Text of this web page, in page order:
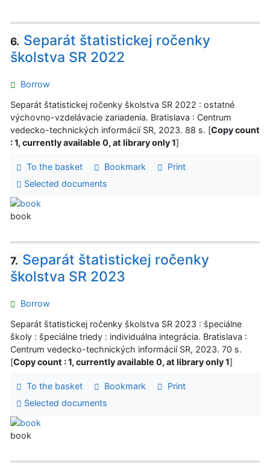
6. Separát štatistickej ročenky
školstva SR 2022
Borrow
Separát štatistickej ročenky školstva SR 2022 : ostatné
výchovno-vzdelávacie zariadenia. Bratislava : Centrum
vedecko-technických informácií SR, 2023. 88 s. [Copy count
: 1, currently available 0, at library only 1]
To the basket Bookmark
Print
Selected documents
book
7. Separát štatistickej ročenky
školstva SR 2023
Borrow
Separát štatistickej ročenky školstva SR 2023 : špeciálne
školy : špeciálne triedy : individuálna integrácia. Bratislava :
Centrum vedecko-technických informácií SR, 2023. 70 s.
[Copy count : 1, currently available 0, at library only 1]
To the basket Bookmark
Print
Selected documents
book